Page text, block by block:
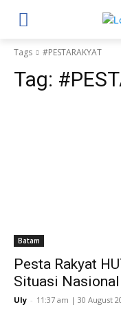
Tags #PESTARAKYAT
Tag:
Batam
Pesta Rakyat
Situasi Nasional
Uly - 11:37 am | 30 August